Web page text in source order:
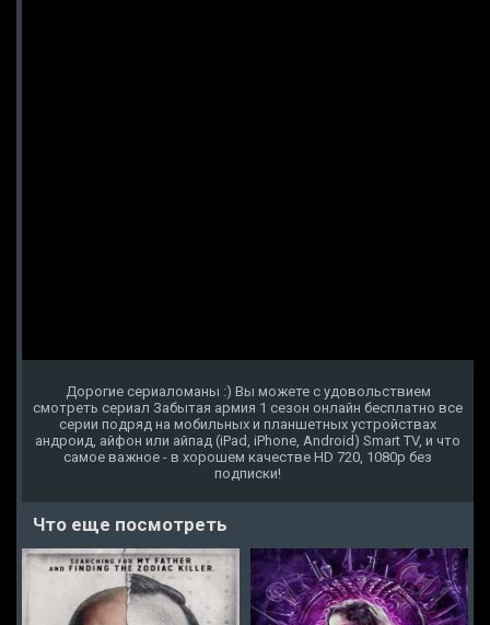
Дорогие сериаломаны :) Вы можете с удовольствием
смотреть сериал Забытая армия 1 сезон онлайн бесплатно все
серии подряд на мобильных и планшетных устройствах
андроид, айфон или айпад (iPad, iPhone, Android) Smart TV, и что
самое важное - в хорошем качестве HD 720, 1080p без
подписки!
Что еще посмотреть